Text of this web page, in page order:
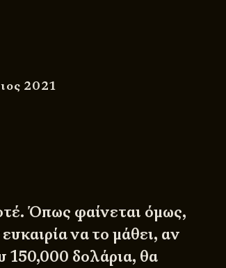
2021
Όπως φαίνεται όμως,
να το μάθει, αν
150,000 δολάρια, θα